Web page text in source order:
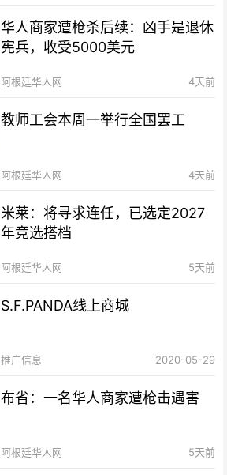
华人商家遭枪杀后续：凶手是退休
宪兵，收受5000美元
阿根廷华人网 4天前
教师工会本周一举行全国罢工
阿根廷华人网 4天前
米莱：将寻求连任，已选定2027
年竞选搭档
阿根廷华人网 5天前
S.F.PANDA线上商城
推广信息 2020-05-29
布省：一名华人商家遭枪击遇害
阿根廷华人网 5天前